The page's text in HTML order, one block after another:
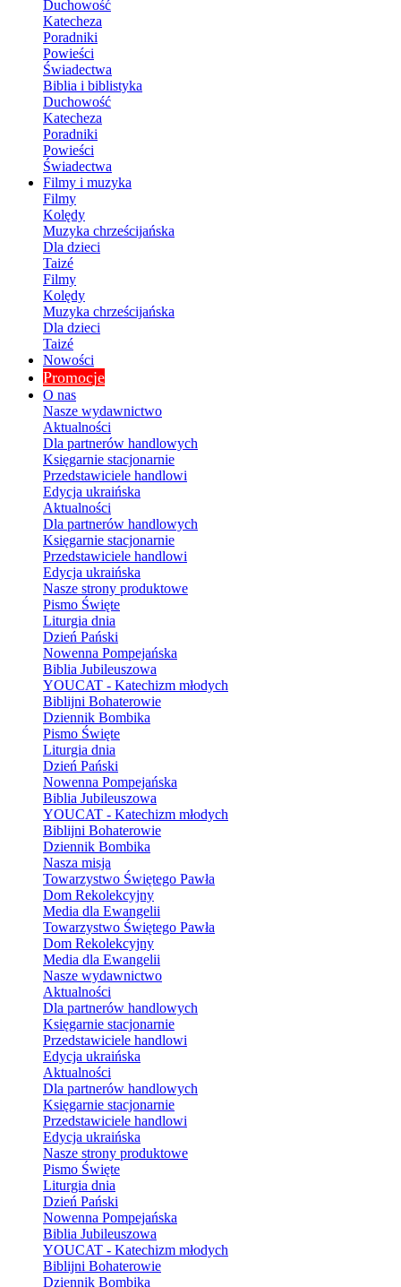
Duchowość
Katecheza
Poradniki
Powieści
Świadectwa
Biblia i biblistyka
Duchowość
Katecheza
Poradniki
Powieści
Świadectwa
Filmy i muzyka
Filmy
Kolędy
Muzyka chrześcijańska
Dla dzieci
Taizé
Filmy
Kolędy
Muzyka chrześcijańska
Dla dzieci
Taizé
Nowości
Promocje
O nas
Nasze wydawnictwo
Aktualności
Dla partnerów handlowych
Księgarnie stacjonarnie
Przedstawiciele handlowi
Edycja ukraińska
Aktualności
Dla partnerów handlowych
Księgarnie stacjonarnie
Przedstawiciele handlowi
Edycja ukraińska
Nasze strony produktowe
Pismo Święte
Liturgia dnia
Dzień Pański
Nowenna Pompejańska
Biblia Jubileuszowa
YOUCAT - Katechizm młodych
Biblijni Bohaterowie
Dziennik Bombika
Pismo Święte
Liturgia dnia
Dzień Pański
Nowenna Pompejańska
Biblia Jubileuszowa
YOUCAT - Katechizm młodych
Biblijni Bohaterowie
Dziennik Bombika
Nasza misja
Towarzystwo Świętego Pawła
Dom Rekolekcyjny
Media dla Ewangelii
Towarzystwo Świętego Pawła
Dom Rekolekcyjny
Media dla Ewangelii
Nasze wydawnictwo
Aktualności
Dla partnerów handlowych
Księgarnie stacjonarnie
Przedstawiciele handlowi
Edycja ukraińska
Aktualności
Dla partnerów handlowych
Księgarnie stacjonarnie
Przedstawiciele handlowi
Edycja ukraińska
Nasze strony produktowe
Pismo Święte
Liturgia dnia
Dzień Pański
Nowenna Pompejańska
Biblia Jubileuszowa
YOUCAT - Katechizm młodych
Biblijni Bohaterowie
Dziennik Bombika